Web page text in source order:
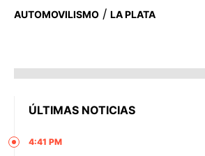
AUTOMOVILISMO / LA PLATA
ÚLTIMAS NOTICIAS
4:41 PM